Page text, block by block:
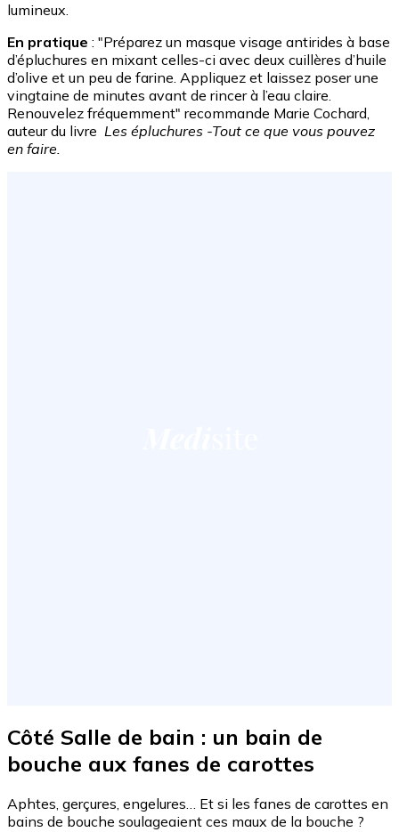
lumineux.
En pratique : "Préparez un masque visage antirides à base
d’épluchures en mixant celles-ci avec deux cuillères d’huile
d’olive et un peu de farine. Appliquez et laissez poser une
vingtaine de minutes avant de rincer à l’eau claire.
Renouvelez fréquemment" recommande Marie Cochard,
auteur du livre Les épluchures -Tout ce que vous pouvez
en faire.
Côté Salle de bain : un bain de
bouche aux fanes de carottes
Aphtes, gerçures, engelures… Et si les fanes de carottes en
bains de bouche soulageaient ces maux de la bouche ?